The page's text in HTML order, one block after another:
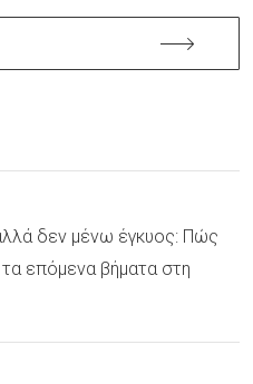
δεν μένω έγκυος: Πώς
επόμενα βήματα στη